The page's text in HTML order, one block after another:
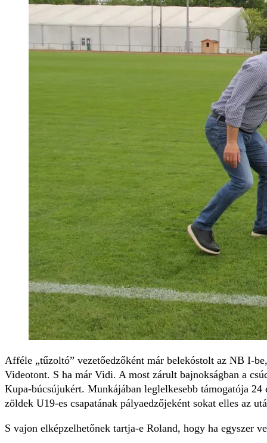
Afféle „tűzoltó” vezetőedzőként már belekóstolt az NB I-
Videotont. S ha már Vidi. A most zárult bajnokságban a
Kupa-búcsújukért. Munkájában leglelkesebb támogatója
zöldek U19-es csapatának pályaedzőjeként sokat elles az
S vajon elképzelhetőnek tartja-e Roland, hogy ha egyszer